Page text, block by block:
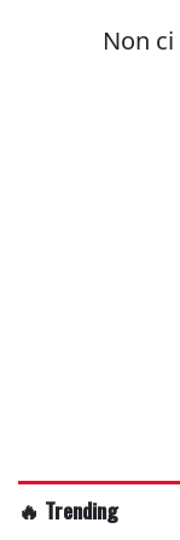
🔥 Trending